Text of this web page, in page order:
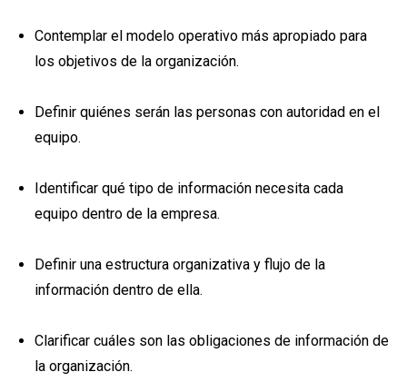
Contemplar el modelo operativo más apropiado para
los objetivos de la organización.
Definir quiénes serán las personas con autoridad en el
equipo.
Identificar qué tipo de información necesita cada
equipo dentro de la empresa.
Definir una estructura organizativa y flujo de la
información dentro de ella.
Clarificar cuáles son las obligaciones de información de
la organización.